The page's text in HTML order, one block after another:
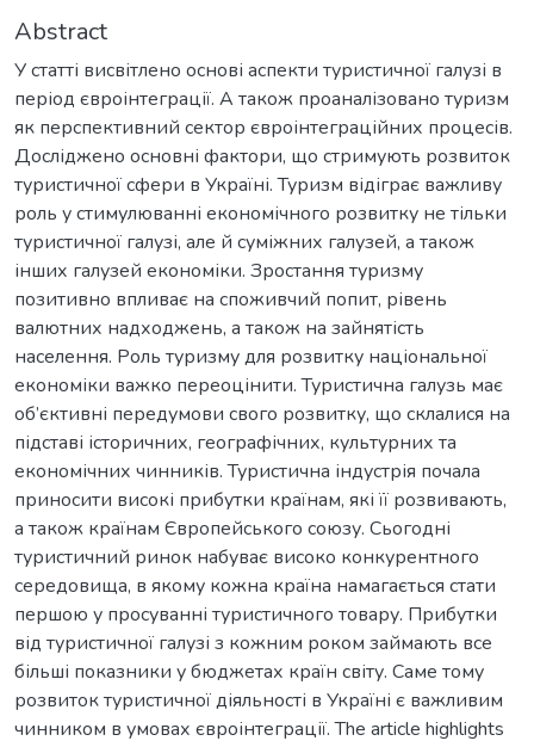
Abstract
У статті висвітлено основі аспекти туристичної галузі в
період євроінтеграції. А також проаналізовано туризм
як перспективний сектор євроінтеграційних процесів.
Досліджено основні фактори, що стримують розвиток
туристичної сфери в Україні. Туризм відіграє важливу
роль у стимулюванні економічного розвитку не тільки
туристичної галузі, але й суміжних галузей, а також
інших галузей економіки. Зростання туризму
позитивно впливає на споживчий попит, рівень
валютних надходжень, а також на зайнятість
населення. Роль туризму для розвитку національної
економіки важко переоцінити. Туристична галузь має
об’єктивні передумови свого розвитку, що склалися на
підставі історичних, географічних, культурних та
економічних чинників. Туристична індустрія почала
приносити високі прибутки країнам, які її розвивають,
а також країнам Європейського союзу. Сьогодні
туристичний ринок набуває високо конкурентного
середовища, в якому кожна країна намагається стати
першою у просуванні туристичного товару. Прибутки
від туристичної галузі з кожним роком займають все
більші показники у бюджетах країн світу. Саме тому
розвиток туристичної діяльності в Україні є важливим
чинником в умовах євроінтеграції. The article highlights